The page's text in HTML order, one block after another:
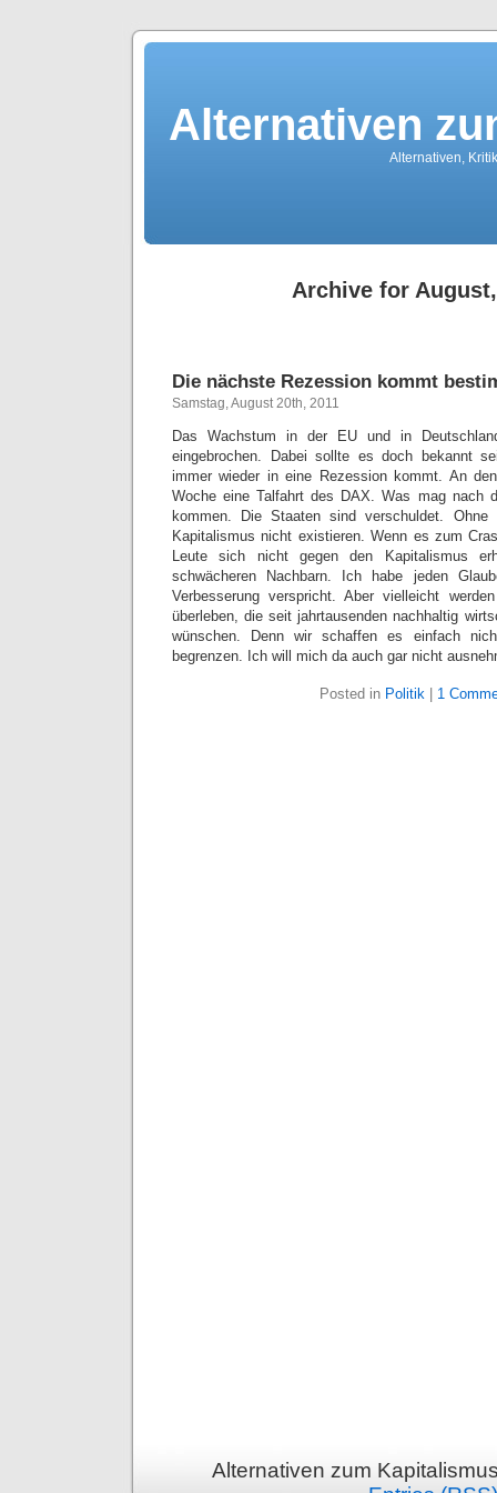
Alternativen
Alternativen,
Archive for
Die nächste Rezession kommt
Samstag, August 20th, 2011
Das Wachstum in der EU und in
eingebrochen. Dabei sollte es doch bekannt
immer wieder in eine Rezession kommt. An
Woche eine Talfahrt des DAX. Was mag nach
kommen. Die Staaten sind verschuldet.
Kapitalismus nicht existieren. Wenn es zum
Leute sich nicht gegen den Kapitalismus
schwächeren Nachbarn. Ich habe jeden
Verbesserung verspricht. Aber vielleicht
überleben, die seit jahrtausenden nachhaltig
wünschen. Denn wir schaffen es einfach
begrenzen. Ich will mich da auch gar nicht
Posted in Politik 1
Alternativen zum